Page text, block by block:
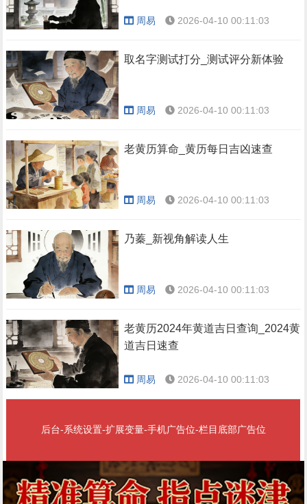
周易 2026-04-10 00:11:03
取名字测试打分_测试评分新体验
周易 2026-04-10 00:11:03
老黄历算命_黄历每日吉凶速查
周易 2026-04-10 00:11:03
乃蓁_新视角解读人生
周易 2026-04-10 00:11:03
老黄历2024年黄道吉日查询_2024黄
道吉日速查
周易 2026-04-10 00:11:03
后台-系统设置-扩展变量-手机广告位-栏目底部广告位